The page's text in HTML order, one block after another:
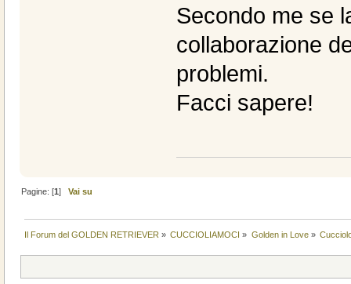
Secondo me se
collaborazione
problemi.
Facci sapere!
Pagine: [1]Vai su
Il Forum del GOLDEN RETRIEVER » CUCCIOLIAMOCI » Golden in Love»